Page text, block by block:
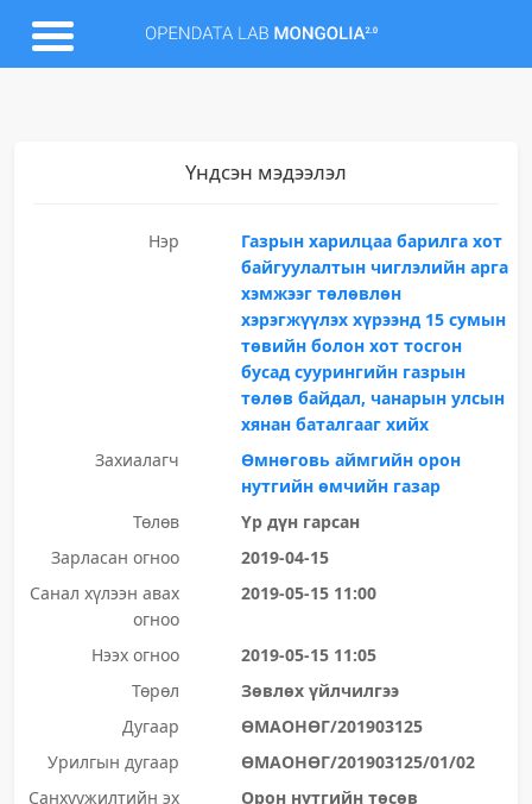
Үндсэн мэдээлэл
Нэр
Газрын харилцаа барилга хот
байгуулалтын чиглэлийн арга
хэмжээг төлөвлөн
хэрэгжүүлэх хүрээнд 15 сумын
төвийн болон хот тосгон
бусад суурингийн газрын
төлөв байдал, чанарын улсын
хянан баталгааг хийх
Захиалагч
Өмнөговь аймгийн орон
нутгийн өмчийн газар
Төлөв
Үр дүн гарсан
Зарласан огноо
2019-04-15
Санал хүлээн авах
огноо
2019-05-15 11:00
Нээх огноо
2019-05-15 11:05
Төрөл
Зөвлөх үйлчилгээ
Дугаар
ӨМАОНӨГ/201903125
Урилгын дугаар
ӨМАОНӨГ/201903125/01/02
Санхүүжилтийн эх
Орон нутгийн төсөв